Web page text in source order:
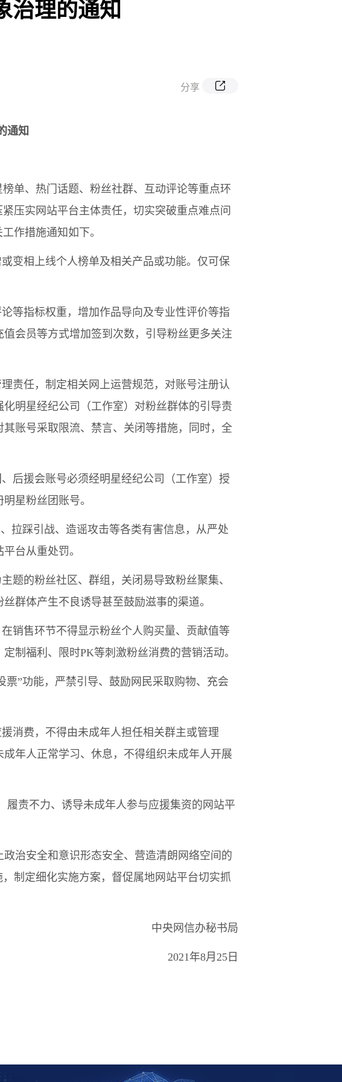
治理的通知
分享
通知
单、热门话题、粉丝社群、互动评论等重点环
压实网站平台主体责任，切实突破重点难点问
作措施通知如下。
变相上线个人榜单及相关产品或功能。仅可保
等指标权重，增加作品导向及专业性评价等指
会员等方式增加签到次数，引导粉丝更多关注
责任，制定相关网上运营规范，对账号注册认
明星经纪公司（工作室）对粉丝群体的引导责
账号采取限流、禁言、关闭等措施，同时，全
后援会账号必须经明星经纪公司（工作室）授
星粉丝团账号。
拉踩引战、造谣攻击等各类有害信息，从严处
台从重处罚。
题的粉丝社区、群组，关闭易导致粉丝聚集、
群体产生不良诱导甚至鼓励滋事的渠道。
销售环节不得显示粉丝个人购买量、贡献值等
制福利、限时PK等刺激粉丝消费的营销活动。
”功能，严禁引导、鼓励网民采取购物、充会
消费，不得由未成年人担任相关群主或管理
年人正常学习、休息，不得组织未成年人开展
履责不力、诱导未成年人参与应援集资的网站平
治安全和意识形态安全、营造清朗网络空间的
制定细化实施方案，督促属地网站平台切实抓
中央网信办秘书局
2021年8月25日